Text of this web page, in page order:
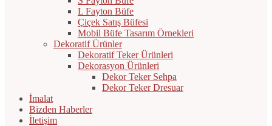
L Fayton Büfe
Çiçek Satış Büfesi
Mobil Büfe Tasarım Örnekleri
Dekoratif Ürünler
Dekoratif Teker Ürünleri
Dekorasyon Ürünleri
Dekor Teker Sehpa
Dekor Teker Dresuar
İmalat
Bizden Haberler
İletişim